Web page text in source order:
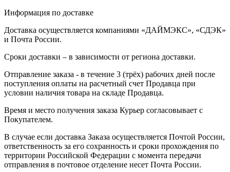
Информация по доставке
Доставка осуществляется компаниями «ДАЙМЭКС», «СДЭК»
и Почта России.
Сроки доставки – в зависимости от региона доставки.
Отправление заказа - в течение 3 (трёх) рабочих дней после
поступления оплаты на расчетный счет Продавца при
условии наличия товара на складе Продавца.
Время и место получения заказа Курьер согласовывает с
Покупателем.
В случае если доставка Заказа осуществляется Почтой России,
ответственность за его сохранность и сроки прохождения по
территории Российской Федерации с момента передачи
отправления в почтовое отделение несет Почта России.